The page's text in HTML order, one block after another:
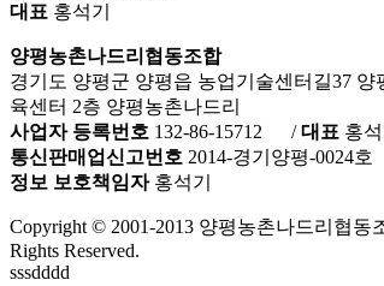
대표 홍석기
양평농촌나드리협동조합
경기도 양평군 양평읍 농업기술센터길37 양
육센터 2층 양평농촌나드리
사업자 등록번호 132-86-15712 /대표 홍석
통신판매업신고번호 2014-경기양평-0024호
정보 보호책임자홍석기
Copyright © 2001-2013 양평농촌나드리협동
Rights Reserved.
sssdddd